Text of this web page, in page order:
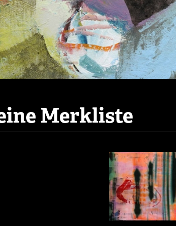
Merkliste